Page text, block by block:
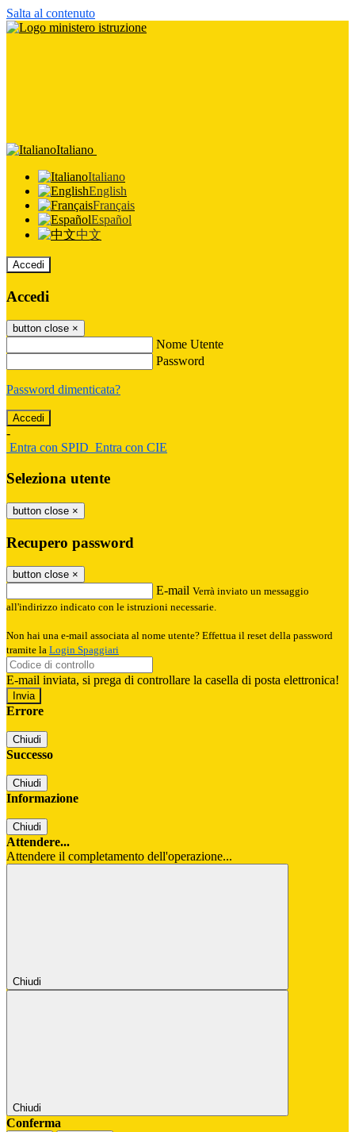
Salta al contenuto
Italiano
Italiano
English
Français
Español
中文
Accedi
Accedi
button close ×
Nome Utente
Password
Password dimenticata?
-
Entra con SPID Entra con CIE
Seleziona utente
button close ×
Recupero password
button close ×
E-mail Verrà inviato un messaggio
all'indirizzo indicato con le istruzioni necessarie.
Non hai una e-mail associata al nome utente? Effettua il reset della password
tramite la Login Spaggiari
E-mail inviata, si prega di controllare la casella di posta elettronica!
Errore
Chiudi
Successo
Chiudi
Informazione
Chiudi
Attendere...
Attendere il completamento dell'operazione...
Chiudi
Chiudi
Conferma